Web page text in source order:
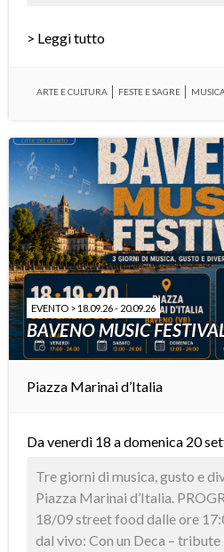
> Leggi tutto
ARTE E CULTURA FESTE E SAGRE
EVENTO > 18.09.26 - 20.09.26
BAVENO MUSIC
Piazza Marinai d’Italia
Da venerdì 18 a domenica 20
Tre giorni di musica, gusto e
Piazza Marinai d’Italia.
18/09 street food dalle ore
dal vivo: Con un Deca –